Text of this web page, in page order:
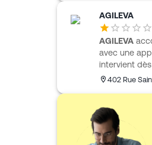
activité. La
à ORCOM
AGILEVA
AGILEVA
avec une
intervient
réalisation
la trésorerie,
donnent un
402 Rue